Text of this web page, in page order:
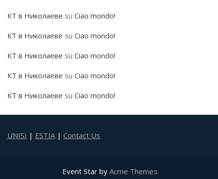
КТ в Николаеве su Ciao mondo!
КТ в Николаеве su Ciao mondo!
КТ в Николаеве su Ciao mondo!
КТ в Николаеве su Ciao mondo!
КТ в Николаеве su Ciao mondo!
UNISI | ESTIA | Contact Us
Event Star by Acme Themes